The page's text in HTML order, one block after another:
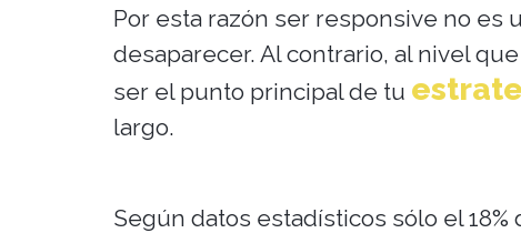
Por esta razón ser responsive no es
desaparecer. Al contrario, al nivel
ser el punto principal de tu
largo.
Según datos estadísticos sólo el